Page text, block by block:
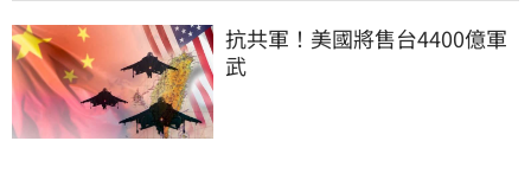
抗共軍！美國將售台4400億軍
武